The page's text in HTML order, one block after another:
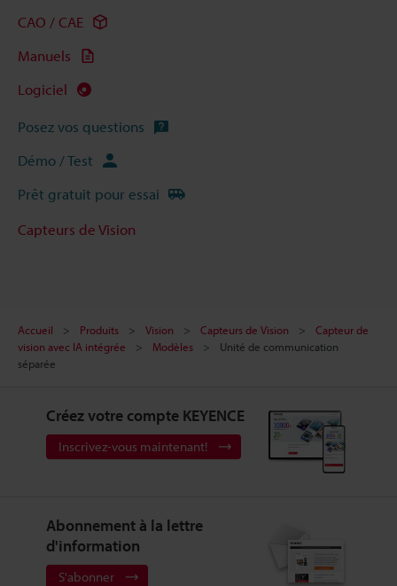
CAO / CAE
Manuels
Logiciel
Posez vos questions
Démo / Test
Prêt gratuit pour essai
Capteurs de Vision
Accueil Produits Vision Capteurs de Vision
Capteur de
vision avec IA intégrée
Modèles
Unité de communication
séparée
Créez votre compte KEYENCE
Inscrivez-vous maintenant!
Abonnement à la lettre
d'information
S'abonner